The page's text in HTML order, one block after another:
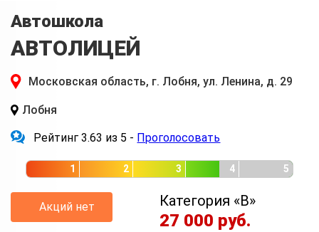
Автошкола
АВТОЛИЦЕЙ
Московская область, г. Лобня, ул. Ленина, д. 29
Лобня
Рейтинг 3.63 из 5 - Проголосовать
1 2 3 4 5
Акций нет Категория «B»
27 000 руб.